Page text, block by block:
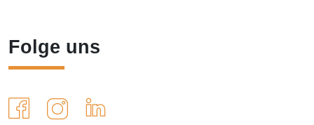
Folge uns